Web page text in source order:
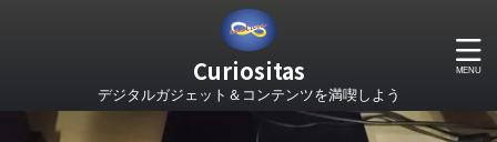
Curiositas
デジタルガジェット＆コンテンツを満喫しよう